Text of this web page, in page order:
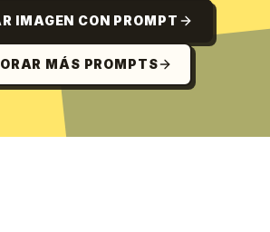
IMAGEN CON PROMPT
MÁS PROMPTS